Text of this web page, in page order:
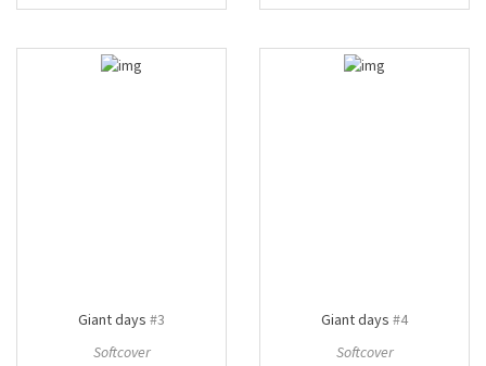
Giant days #3
Softcover
Giant days #4
Softcover